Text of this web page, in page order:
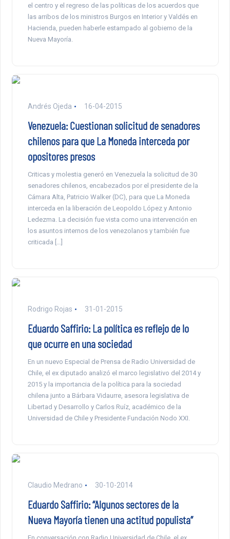
el centro y el regreso de las políticas de los acuerdos que
las arribos de los ministros Burgos en Interior y Valdés en
Hacienda, pueden haberle estampado al gobierno de la
Nueva Mayoría.
Andrés Ojeda 16-04-2015
Venezuela: Cuestionan solicitud de senadores
chilenos para que La Moneda interceda por
opositores presos
Criticas y molestia generó en Venezuela la solicitud de 30
senadores chilenos, encabezados por el presidente de la
Cámara Alta, Patricio Walker (DC), para que La Moneda
interceda en la liberación de Leopoldo López y Antonio
Ledezma. La decisión fue vista como una intervención en
los asuntos internos de los venezolanos y también fue
criticada […]
Rodrigo Rojas 31-01-2015
Eduardo Saffirio: La política es reflejo de lo
que ocurre en una sociedad
En un nuevo Especial de Prensa de Radio Universidad de
Chile, el ex diputado analizó el marco legislativo del 2014 y
2015 y la importancia de la política para la sociedad
chilena junto a Bárbara Vidaurre, asesora legislativa de
Libertad y Desarrollo y Carlos Ruíz, académico de la
Universidad de Chile y Presidente Fundación Nodo XXI.
Claudio Medrano 30-10-2014
Eduardo Saffirio: “Algunos sectores de la
Nueva Mayoría tienen una actitud populista”